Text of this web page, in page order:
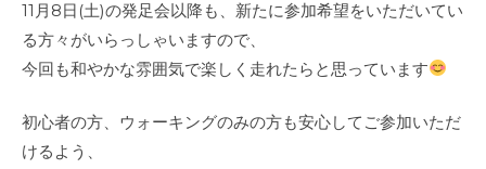
11月8日(土)の発足会以降も、新たに参加希望をいただいてい
る方々がいらっしゃいますので、
今回も和やかな雰囲気で楽しく走れたらと思っています
初心者の方、ウォーキングのみの方も安心してご参加いただ
けるよう、